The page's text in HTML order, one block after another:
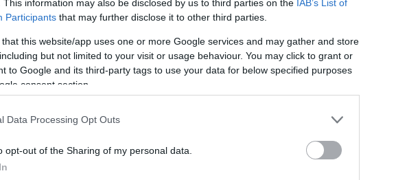
This information may also be disclosed by us to third parties on the IAB’s List of
Participants that may further disclose it to other third parties.
that this website/app uses one or more Google services and may gather and store
but not limited to your visit or usage behaviour. You may click to grant or
to Google and its third-party tags to use your data for below specified purposes
consent section.
Data Processing Opt Outs
opt-out of the Sharing of my personal data.
από παθολογικά αίτια, καθώς αντιμετώπιζε
νεκροτομή που παραγγέλθηκε από το ΑΤ
Ιατροδικαστική Υπηρεσία Λαμίας.
Εύβοια: Διέρρηξαν
σοβαρές ζημιές σε
ταβέρνα
05.08.2026 | 19:20
για να ζήσεις τη
Σαντορίνη από τη
θάλασσα
05.08.2026 | 19:00